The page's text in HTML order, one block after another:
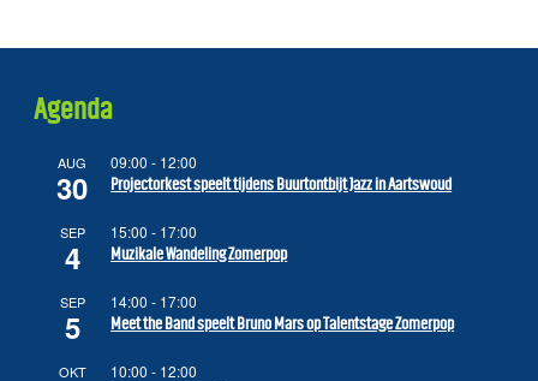
Agenda
AUG
30
09:00 - 12:00
Projectorkest speelt tijdens Buurtontbijt Jazz in Aartswoud
SEP
4
15:00 - 17:00
Muzikale Wandeling Zomerpop
SEP
5
14:00 - 17:00
Meet the Band speelt Bruno Mars op Talentstage Zomerpop
OKT 10:00 - 12:00